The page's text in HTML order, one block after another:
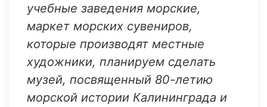
учебные заведения морские,
маркет морских сувениров,
которые производят местные
художники, планируем сделать
музей, посвященный 80-летию
морской истории Калининграда и